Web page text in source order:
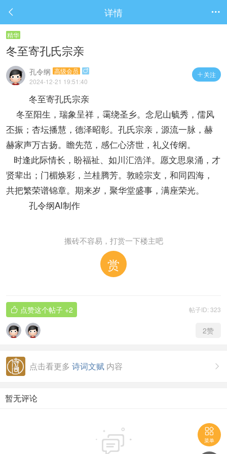
 详情 
精华
冬至寄孔氏宗亲
 关注
孔令纲 高级会员 
2024-12-21 19:51:40
冬至寄孔氏宗亲
冬至阳生，瑞象呈祥，霭绕圣乡。念尼山毓秀，儒风
丕振；杏坛播慧，德泽昭彰。孔氏宗亲，源流一脉，赫
赫家声万古扬。瞻先范，感仁心济世，礼义传纲。
时逢此际情长，盼福祉、如川汇浩洋。愿文思泉涌，才
贤辈出；门楣焕彩，兰桂腾芳。敦睦宗支，和同四海，
共把繁荣谱锦章。期来岁，聚华堂盛事，满座荣光。
孔令纲AI制作
搬砖不容易，打赏一下楼主吧
赏
帖子ID: 323
 点赞这个帖子 +2
2赞

点击看更多 诗词文赋 内容
暂无评论
 
菜单